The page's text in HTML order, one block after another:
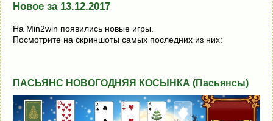
Новое за 13.12.2017
На Min2win появились новые игры.
Посмотрите на скриншоты самых последних из них:
ПАСЬЯНС НОВОГОДНЯЯ КОСЫНКА (Пасьянсы)